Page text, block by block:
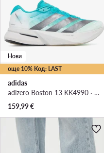
още 10% Код: LAST
Нови
adidas
adizero Boston 13 KK4990 · Маратонки за бягане
159,99€